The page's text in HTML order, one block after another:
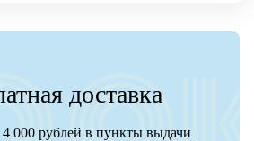
доставка
4 000 рублей в пункты выдачи